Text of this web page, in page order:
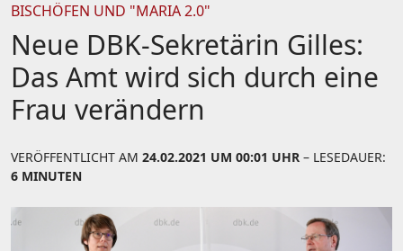
BISCHÖFEN UND "MARIA 2.0"
Neue DBK-Sekretärin Gilles:
Das Amt wird sich durch eine
Frau verändern
VERÖFFENTLICHT AM 24.02.2021 UM 00:01 UHR – LESEDAUER:
6 MINUTEN